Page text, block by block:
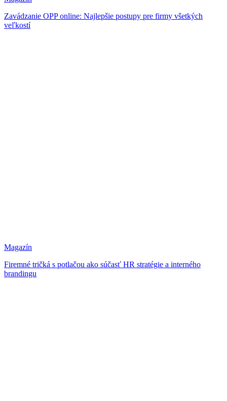
Zavádzanie OPP online: Najlepšie postupy pre firmy všetkých
veľkostí
Magazín
Firemné tričká s potlačou ako súčasť HR stratégie a interného
brandingu